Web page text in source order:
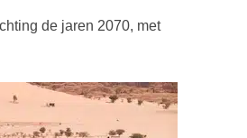
de jaren 2070, met